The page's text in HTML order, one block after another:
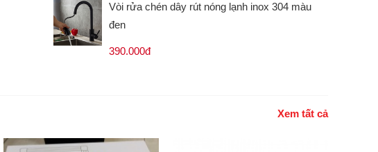
Vòi rửa chén dây rút nóng lạnh inox 304 màu
đen
390.000đ
Xem tất cả